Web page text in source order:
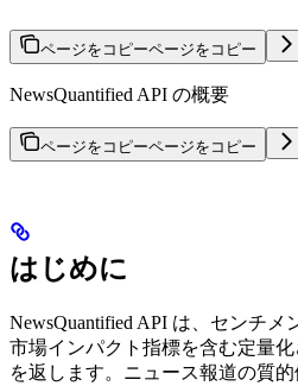
ページをコピーページをコピー
NewsQuantified API の概要
ページをコピーページをコピー
はじめに
NewsQuantified API は、センチメ
市場インパクト指標を含む定量
を返します。ニュース報道の質